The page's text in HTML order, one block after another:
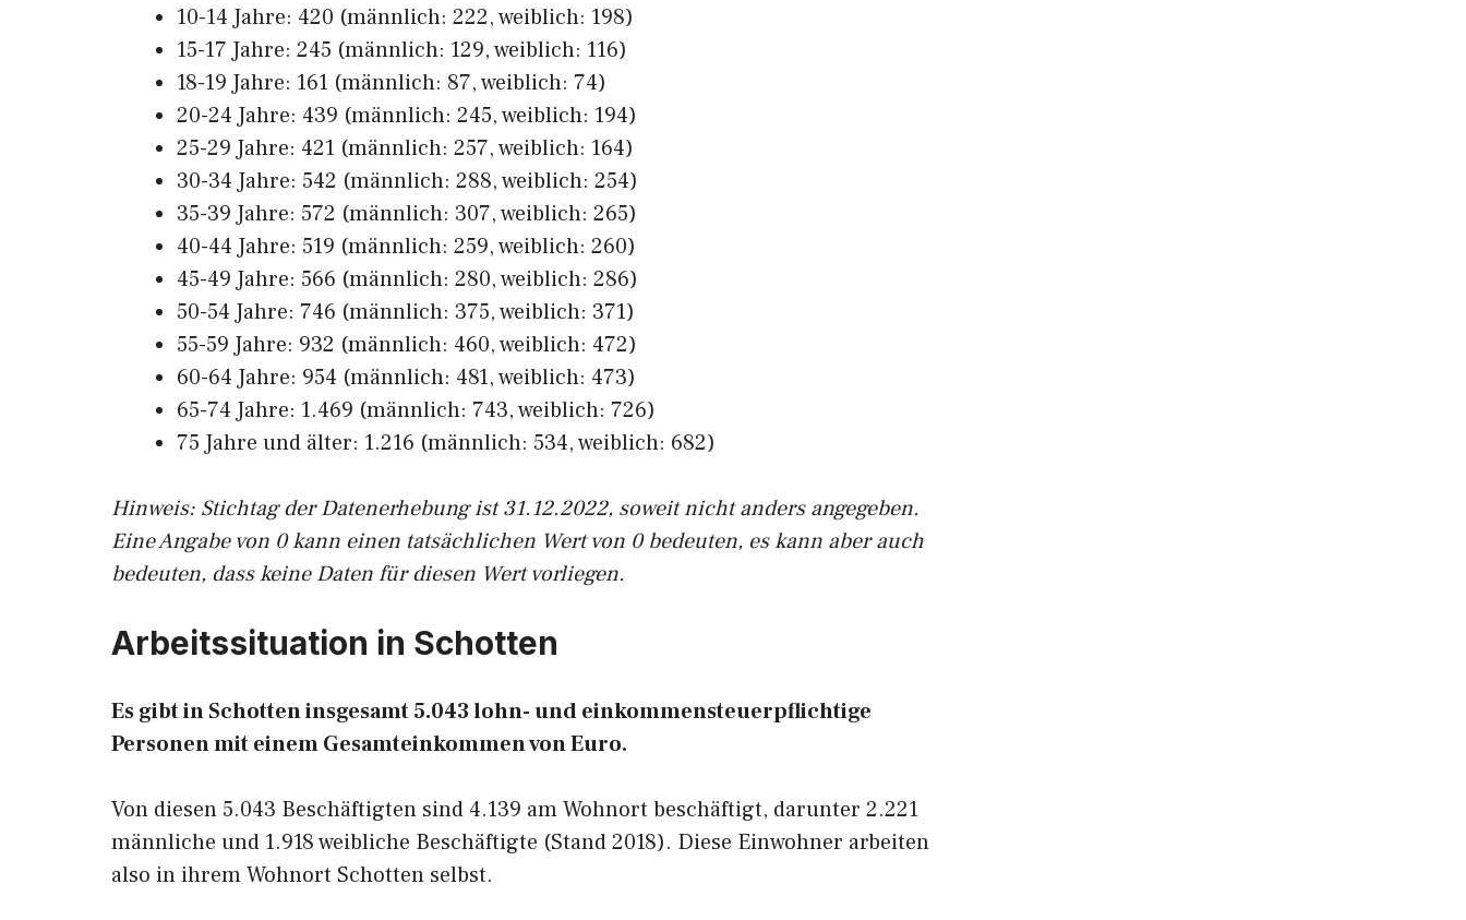
10-14 Jahre: 420 (männlich: 222, weiblich: 198)
15-17 Jahre: 245 (männlich: 129, weiblich: 116)
18-19 Jahre: 161 (männlich: 87, weiblich: 74)
20-24 Jahre: 439 (männlich: 245, weiblich: 194)
25-29 Jahre: 421 (männlich: 257, weiblich: 164)
30-34 Jahre: 542 (männlich: 288, weiblich: 254)
35-39 Jahre: 572 (männlich: 307, weiblich: 265)
40-44 Jahre: 519 (männlich: 259, weiblich: 260)
45-49 Jahre: 566 (männlich: 280, weiblich: 286)
50-54 Jahre: 746 (männlich: 375, weiblich: 371)
55-59 Jahre: 932 (männlich: 460, weiblich: 472)
60-64 Jahre: 954 (männlich: 481, weiblich: 473)
65-74 Jahre: 1.469 (männlich: 743, weiblich: 726)
75 Jahre und älter: 1.216 (männlich: 534, weiblich: 682)
Hinweis: Stichtag der Datenerhebung ist 31.12.2022, soweit nicht anders angegeben.
Eine Angabe von 0 kann einen tatsächlichen Wert von 0 bedeuten, es kann aber auch
bedeuten, dass keine Daten für diesen Wert vorliegen.
Arbeitssituation in Schotten
Es gibt in Schotten insgesamt 5.043 lohn- und einkommensteuerpflichtige
Personen mit einem Gesamteinkommen von Euro.
Von diesen 5.043 Beschäftigten sind 4.139 am Wohnort beschäftigt, darunter 2.221
männliche und 1.918 weibliche Beschäftigte (Stand 2018). Diese Einwohner arbeiten
also in ihrem Wohnort Schotten selbst.